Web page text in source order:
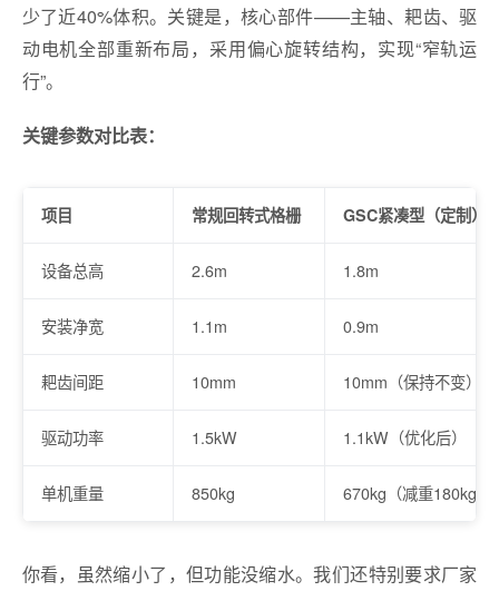
少了近40%体积。关键是，核心部件——主轴、耙齿、驱
动电机全部重新布局，采用偏心旋转结构，实现“窄轨运
行”。
关键参数对比表：
项目 常规回转式格栅 GSC紧凑型（定制）
设备总高 2.6m 1.8m
安装净宽 1.1m 0.9m
耙齿间距 10mm 10mm（保持不变）
驱动功率 1.5kW 1.1kW（优化后）
单机重量 850kg 670kg（减重180kg）
你看，虽然缩小了，但功能没缩水。我们还特别要求厂家